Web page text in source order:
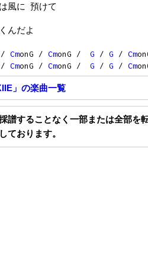
風に 預けて
んだよ
/ CmonG / CmonG / G / G / Cm
/ CmonG / CmonG / G / G / Cm
」の楽曲一覧
譜することなく一部または全部を
ております。